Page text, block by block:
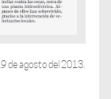
de agosto del 2013.